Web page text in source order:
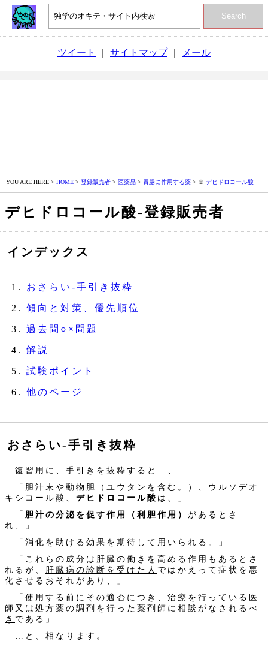
Search
ツイート サイトマップ｜ メール
YOU ARE HERE > HOME > 登録販売者 > 医薬品 > 胃腸に作用する薬 > ※ デヒドロコール酸
デヒドロコール酸‐登録販売者
インデックス
おさらい‐手引き抜粋
傾向と対策、優先順位
過去問○×問題
解説
試験ポイント
他のページ
おさらい‐手引き抜粋
復習用に、手引きを抜粋すると…、
「胆汁末や動物胆（ユウタンを含む。）、ウルソデオ
キシコール酸、 デヒドロコール酸 は、」
「 胆汁の分泌を促す作用（利胆作用） があるとさ
れ、」
「 消化を助ける効果を期待して用いられる。
」
「これらの成分は肝臓の働きを高める作用もあるとさ
れるが、 肝臓病の診断を受けた人 ではかえって症状を悪
化させるおそれがあり、」
「使用する前にその適否につき、治療を行っている医
師又は処方薬の調剤を行った薬剤師に 相談がなされるべ
き である」
…と、相なります。